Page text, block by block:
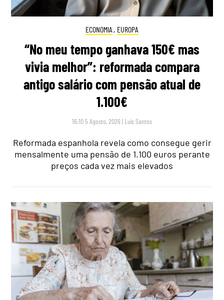
ECONOMIA , EUROPA
“No meu tempo ganhava 150€ mas
vivia melhor”: reformada compara
antigo salário com pensão atual de
1.100€
16:10 5 Agosto, 2026 | Luís Santos
Reformada espanhola revela como consegue gerir
mensalmente uma pensão de 1.100 euros perante
preços cada vez mais elevados